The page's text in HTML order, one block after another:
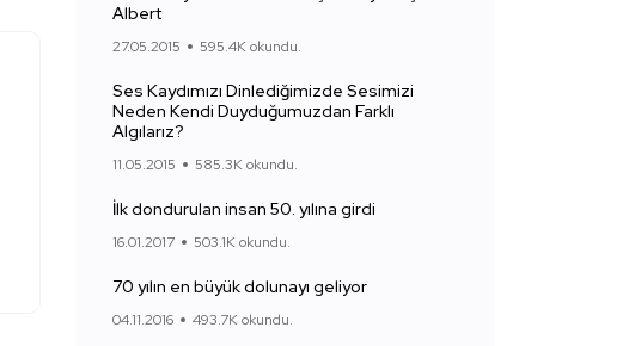
Albert
27.05.2015 595.4K okundu.
Ses Kaydımızı Dinlediğimizde Sesimizi
Neden Kendi Duyduğumuzdan Farklı
Algılarız?
11.05.2015 585.3K okundu.
İlk dondurulan insan 50. yılına girdi
16.01.2017 503.1K okundu.
70 yılın en büyük dolunayı geliyor
04.11.2016 493.7K okundu.